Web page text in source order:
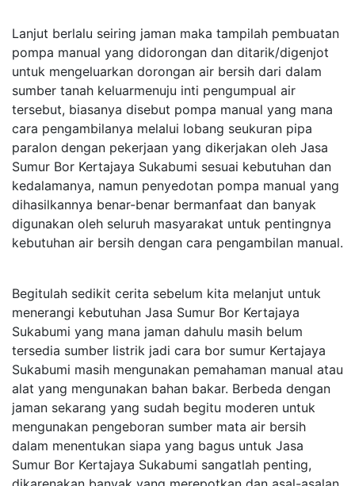
Lanjut berlalu seiring jaman maka tampilah pembuatan
pompa manual yang didorongan dan ditarik/digenjot
untuk mengeluarkan dorongan air bersih dari dalam
sumber tanah keluarmenuju inti pengumpual air
tersebut, biasanya disebut pompa manual yang mana
cara pengambilanya melalui lobang seukuran pipa
paralon dengan pekerjaan yang dikerjakan oleh Jasa
Sumur Bor Kertajaya Sukabumi sesuai kebutuhan dan
kedalamanya, namun penyedotan pompa manual yang
dihasilkannya benar-benar bermanfaat dan banyak
digunakan oleh seluruh masyarakat untuk pentingnya
kebutuhan air bersih dengan cara pengambilan manual.
Begitulah sedikit cerita sebelum kita melanjut untuk
menerangi kebutuhan Jasa Sumur Bor Kertajaya
Sukabumi yang mana jaman dahulu masih belum
tersedia sumber listrik jadi cara bor sumur Kertajaya
Sukabumi masih mengunakan pemahaman manual atau
alat yang mengunakan bahan bakar. Berbeda dengan
jaman sekarang yang sudah begitu moderen untuk
mengunakan pengeboran sumber mata air bersih
dalam menentukan siapa yang bagus untuk Jasa
Sumur Bor Kertajaya Sukabumi sangatlah penting,